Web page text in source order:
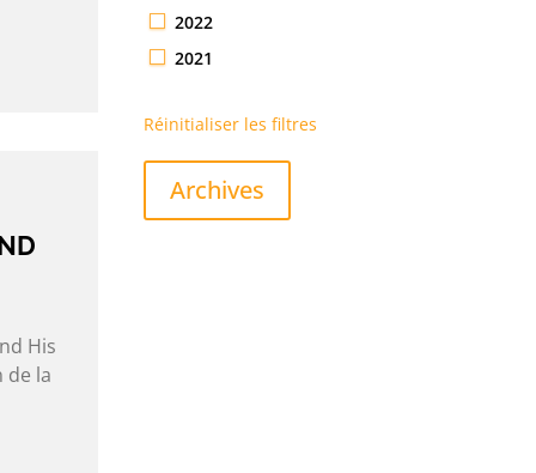
His
de la
2022
2021
Réinitialiser les filtres
Archives